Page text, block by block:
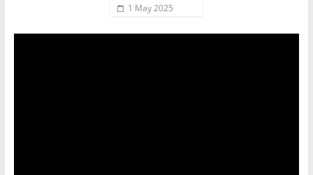
1 May 2025